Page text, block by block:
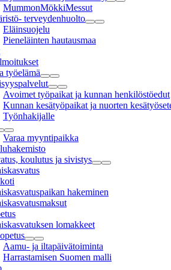
MummonMökkiMessut
terveydenhuolto
Eläinsuojelu
Pieneläinten hautausmaa
työelämä
Avoimet työpaikat ja kunnan henkilöstöedut
Kunnan kesätyöpaikat ja nuorten
Työnhakijalle
Varaa myyntipaikka
koulutus ja sivistys
hakeminen
lomakkeet
Aamu- ja iltapäivätoiminta
Harrastamisen Suomen malli